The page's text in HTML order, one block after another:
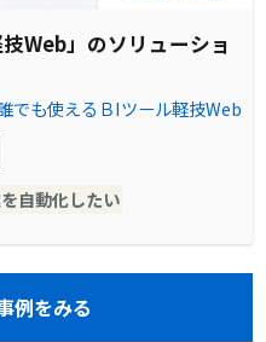
」のソリューショ
でも使えるＢIツール軽技Web
自動化したい
例をみる